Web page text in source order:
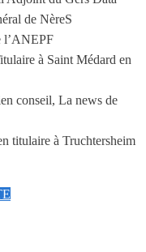
de NèreS
l’ANEPF
à Saint Médard en
conseil, La news de
titulaire à Truchtersheim